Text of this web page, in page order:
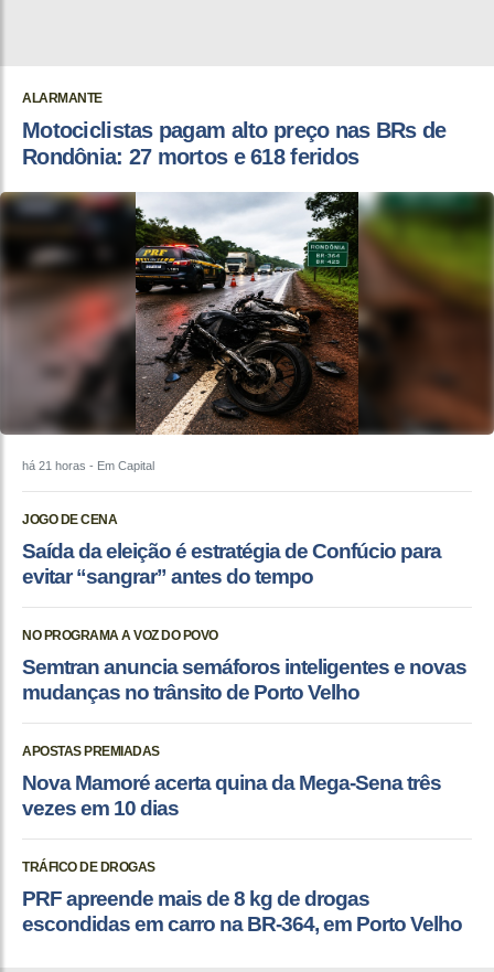
ALARMANTE
Motociclistas pagam alto preço nas BRs de
Rondônia: 27 mortos e 618 feridos
há 21 horas - Em Capital
JOGO DE CENA
Saída da eleição é estratégia de Confúcio para
evitar “sangrar” antes do tempo
NO PROGRAMA A VOZ DO POVO
Semtran anuncia semáforos inteligentes e novas
mudanças no trânsito de Porto Velho
APOSTAS PREMIADAS
Nova Mamoré acerta quina da Mega-Sena três
vezes em 10 dias
TRÁFICO DE DROGAS
PRF apreende mais de 8 kg de drogas
escondidas em carro na BR-364, em Porto Velho